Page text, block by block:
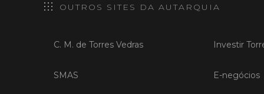
OUTROS SITES DA AUTARQUIA
C. M. de Torres Vedras
SMAS
Investir
E-negócios